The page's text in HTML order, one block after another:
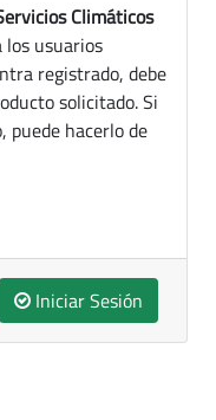
Climáticos
los usuarios
registrado, debe
solicitado. Si
puede hacerlo de
Iniciar Sesión